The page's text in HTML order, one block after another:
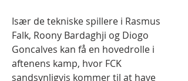
Især de tekniske spillere i Rasmus
Falk, Roony Bardaghji og Diogo
Goncalves kan få en hovedrolle i
aftenens kamp, hvor FCK
sandsynligvis kommer til at have